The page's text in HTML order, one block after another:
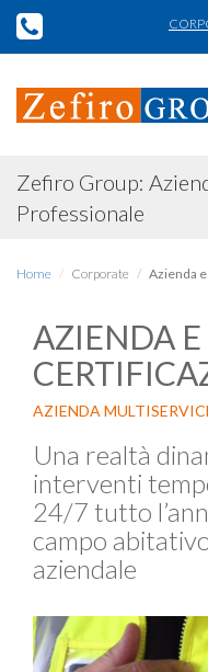
Zefiro Group:
Professionale
Home Corporate Azienda
AZIENDA E
AZIENDA
Una realtà
interventi
24/7 tutto
campo
aziendale